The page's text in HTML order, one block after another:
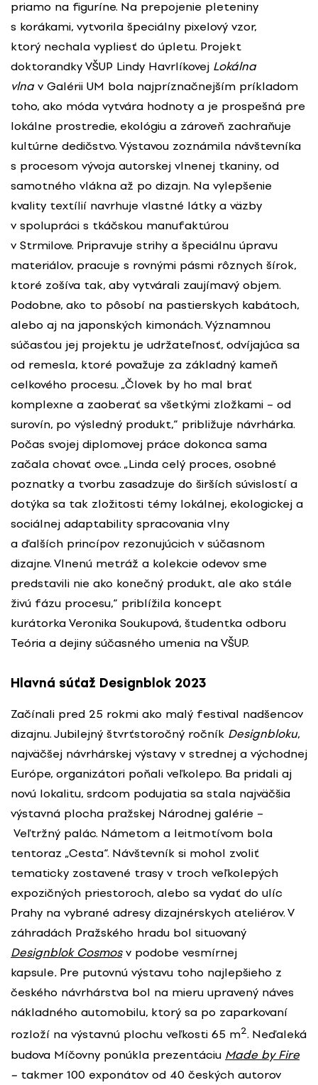
priamo na figuríne. Na prepojenie pleteniny
s korákami, vytvorila špeciálny pixelový vzor,
ktorý nechala vypliesť do úpletu. Projekt
doktorandky VŠUP Lindy Havrlíkovej Lokálna
vlnav Galérii UM bola najpríznačnejším príkladom
toho, ako móda vytvára hodnoty a je prospešná pre
lokálne prostredie, ekológiu a zároveň zachraňuje
kultúrne dedičstvo. Výstavou zoznámila návštevníka
s procesom vývoja autorskej vlnenej tkaniny, od
samotného vlákna až po dizajn. Na vylepšenie
kvality textílií navrhuje vlastné látky a väzby
v spolupráci s tkáčskou manufaktúrou
v Strmilove. Pripravuje strihy a špeciálnu úpravu
materiálov, pracuje s rovnými pásmi rôznych šírok,
ktoré zošíva tak, aby vytvárali zaujímavý objem.
Podobne, ako to pôsobí na pastierskych kabátoch,
alebo aj na japonských kimonách. Významnou
súčasťou jej projektu je udržateľnosť, odvíjajúca sa
od remesla, ktoré považuje za základný kameň
celkového procesu. „Človek by ho mal brať
komplexne a zaoberať sa všetkými zložkami – od
surovín, po výsledný produkt,“ približuje návrhárka.
Počas svojej diplomovej práce dokonca sama
začala chovať ovce. „Linda celý proces, osobné
poznatky a tvorbu zasadzuje do širších súvislostí a
dotýka sa tak zložitosti témy lokálnej, ekologickej a
sociálnej adaptability spracovania vlny
a ďalších princípov rezonujúcich v súčasnom
dizajne. Vlnenú metráž a kolekcie odevov sme
predstavili nie ako konečný produkt, ale ako stále
živú fázu procesu,“ priblížila koncept
kurátorka Veronika Soukupová, študentka odboru
Teória a dejiny súčasného umenia na VŠUP.
Hlavná súťaž Designblok 2023
Začínali pred 25 rokmi ako malý festival nadšencov
dizajnu. Jubilejný štvrťstoročný ročník Designbloku,
najväčšej návrhárskej výstavy v strednej a východnej
Európe, organizátori poňali veľkolepo. Ba pridali aj
novú lokalitu, srdcom podujatia sa stala najväčšia
výstavná plocha pražskej Národnej galérie –
Veľtržný palác. Námetom a leitmotívom bola
tentoraz „Cesta“. Návštevník si mohol zvoliť
tematicky zostavené trasy v troch veľkolepých
expozičných priestoroch, alebo sa vydať do ulíc
Prahy na vybrané adresy dizajnérskych ateliérov. V
záhradách Pražského hradu bol situovaný
Designblok Cosmos v podobe vesmírnej
kapsule. Pre putovnú výstavu toho najlepšieho z
českého návrhárstva bol na mieru upravený náves
nákladného automobilu, ktorý sa po zaparkovaní
rozloží na výstavnú plochu veľkosti 65 m2. Neďaleká
budova Míčovny ponúkla prezentáciu Made by Fire
– takmer 100 exponátov od 40 českých autorov